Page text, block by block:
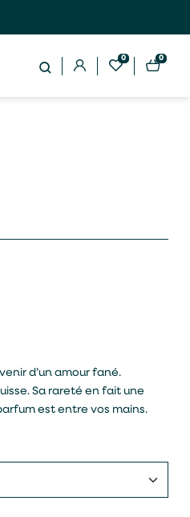
0 0
d’un amour fané.
Sa rareté en fait une
est entre vos mains.